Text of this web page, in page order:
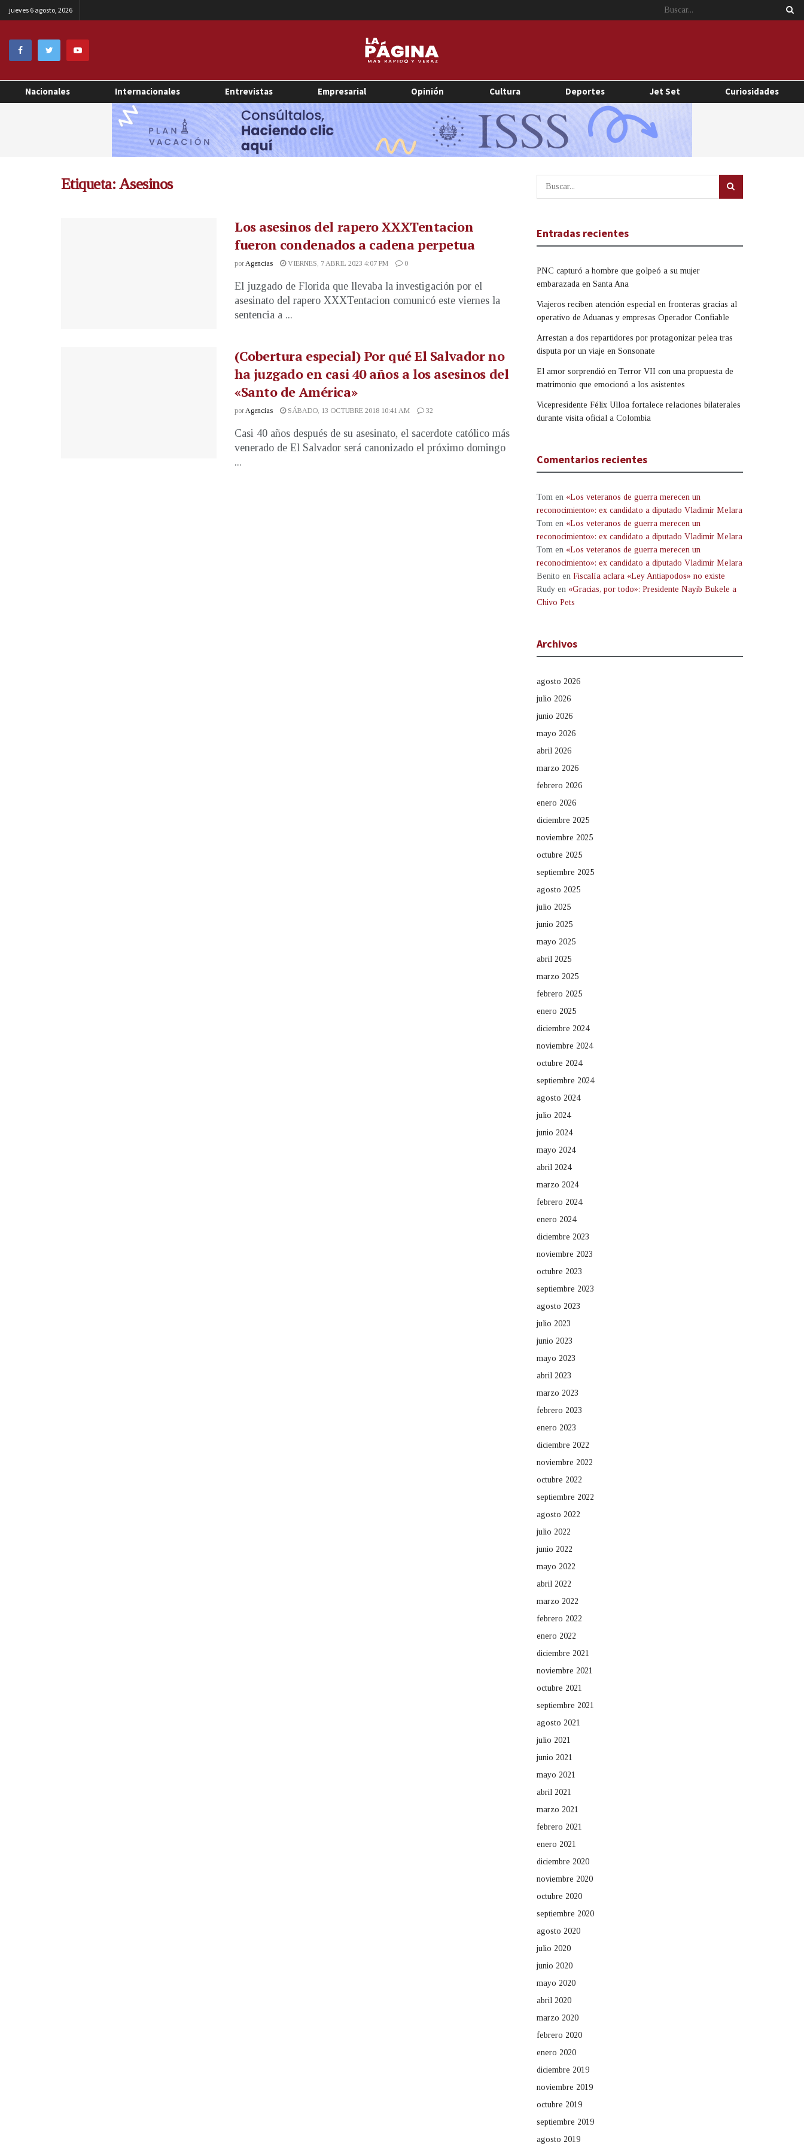
jueves 6 agosto, 2026
Nacionales Internacionales Entrevistas Empresarial Opinión Cultura Deportes Jet Set Curiosidades
Etiqueta: Asesinos
Los asesinos del rapero XXXTentacion
fueron condenados a cadena perpetua
porAgencias VIERNES, 7 ABRIL 2023 4:07 PM 0
El juzgado de Florida que llevaba la investigación por el
asesinato del rapero XXXTentacion comunicó este viernes la
sentencia a ...
(Cobertura especial) Por qué El Salvador no
ha juzgado en casi 40 años a los asesinos del
«Santo de América»
porAgencias SÁBADO, 13 OCTUBRE 2018 10:41 AM 32
Casi 40 años después de su asesinato, el sacerdote católico más
venerado de El Salvador será canonizado el próximo domingo
...
Entradas recientes
PNC capturó a hombre que golpeó a su mujer
embarazada en Santa Ana
Viajeros reciben atención especial en fronteras gracias al
operativo de Aduanas y empresas Operador Confiable
Arrestan a dos repartidores por protagonizar pelea tras
disputa por un viaje en Sonsonate
El amor sorprendió en Terror VII con una propuesta de
matrimonio que emocionó a los asistentes
Vicepresidente Félix Ulloa fortalece relaciones bilaterales
durante visita oficial a Colombia
Comentarios recientes
Tom en «Los veteranos de guerra merecen un
reconocimiento»: ex candidato a diputado Vladimir Melara
Tom en «Los veteranos de guerra merecen un
reconocimiento»: ex candidato a diputado Vladimir Melara
Tom en «Los veteranos de guerra merecen un
reconocimiento»: ex candidato a diputado Vladimir Melara
Benito en Fiscalía aclara «Ley Antiapodos» no existe
Rudy en «Gracias, por todo»: Presidente Nayib Bukele a
Chivo Pets
Archivos
agosto 2026
julio 2026
junio 2026
mayo 2026
abril 2026
marzo 2026
febrero 2026
enero 2026
diciembre 2025
noviembre 2025
octubre 2025
septiembre 2025
agosto 2025
julio 2025
junio 2025
mayo 2025
abril 2025
marzo 2025
febrero 2025
enero 2025
diciembre 2024
noviembre 2024
octubre 2024
septiembre 2024
agosto 2024
julio 2024
junio 2024
mayo 2024
abril 2024
marzo 2024
febrero 2024
enero 2024
diciembre 2023
noviembre 2023
octubre 2023
septiembre 2023
agosto 2023
julio 2023
junio 2023
mayo 2023
abril 2023
marzo 2023
febrero 2023
enero 2023
diciembre 2022
noviembre 2022
octubre 2022
septiembre 2022
agosto 2022
julio 2022
junio 2022
mayo 2022
abril 2022
marzo 2022
febrero 2022
enero 2022
diciembre 2021
noviembre 2021
octubre 2021
septiembre 2021
agosto 2021
julio 2021
junio 2021
mayo 2021
abril 2021
marzo 2021
febrero 2021
enero 2021
diciembre 2020
noviembre 2020
octubre 2020
septiembre 2020
agosto 2020
julio 2020
junio 2020
mayo 2020
abril 2020
marzo 2020
febrero 2020
enero 2020
diciembre 2019
noviembre 2019
octubre 2019
septiembre 2019
agosto 2019